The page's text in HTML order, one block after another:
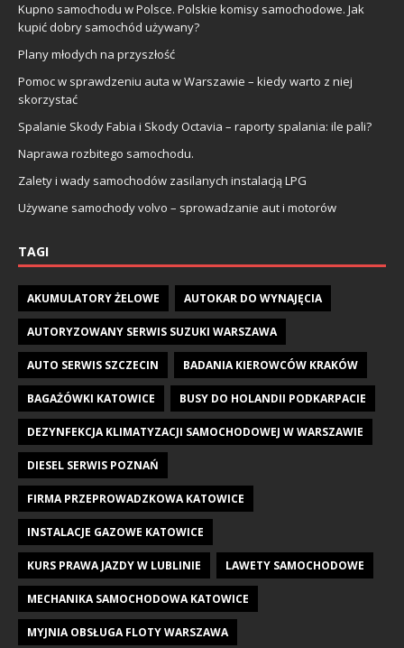
Kupno samochodu w Polsce. Polskie komisy samochodowe. Jak
kupić dobry samochód używany?
Plany młodych na przyszłość
Pomoc w sprawdzeniu auta w Warszawie – kiedy warto z niej
skorzystać
Spalanie Skody Fabia i Skody Octavia – raporty spalania: ile pali?
Naprawa rozbitego samochodu.
Zalety i wady samochodów zasilanych instalacją LPG
Używane samochody volvo – sprowadzanie aut i motorów
TAGI
AKUMULATORY ŻELOWE AUTOKAR DO WYNAJĘCIA
AUTORYZOWANY SERWIS SUZUKI WARSZAWA
AUTO SERWIS SZCZECIN BADANIA KIEROWCÓW KRAKÓW
BAGAŻÓWKI KATOWICE BUSY DO HOLANDII PODKARPACIE
DEZYNFEKCJA KLIMATYZACJI SAMOCHODOWEJ W WARSZAWIE
DIESEL SERWIS POZNAŃ
FIRMA PRZEPROWADZKOWA KATOWICE
INSTALACJE GAZOWE KATOWICE
KURS PRAWA JAZDY W LUBLINIE LAWETY SAMOCHODOWE
MECHANIKA SAMOCHODOWA KATOWICE
MYJNIA OBSŁUGA FLOTY WARSZAWA